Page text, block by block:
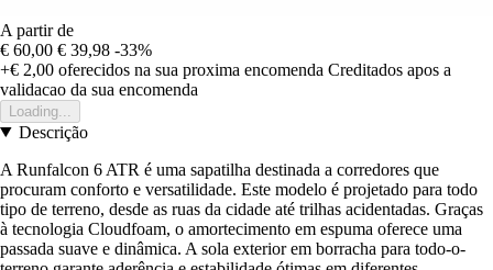
A partir de
€ 60,00 € 39,98 -33%
+€ 2,00 oferecidos na sua proxima encomenda Creditados apos a
validacao da sua encomenda
Loading...
Descrição
A Runfalcon 6 ATR é uma sapatilha destinada a corredores que
procuram conforto e versatilidade. Este modelo é projetado para todo
tipo de terreno, desde as ruas da cidade até trilhas acidentadas. Graças
à tecnologia Cloudfoam, o amortecimento em espuma oferece uma
passada suave e dinâmica. A sola exterior em borracha para todo-o-